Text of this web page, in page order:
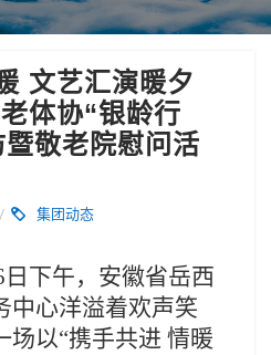
文艺汇演暖夕
体协“银龄行
敬老院慰问活
/ 集团动态
日下午，安徽省岳西
中心洋溢着欢声笑
场以“携手共进 情暖